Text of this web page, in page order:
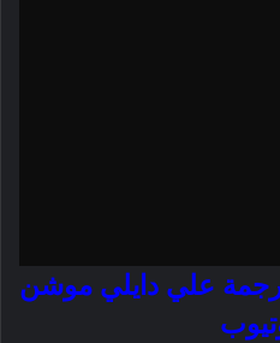
علي دايلي موشن